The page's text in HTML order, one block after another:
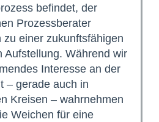
befindet, der
Prozessberater
zu einer zukunftsfähigen
Aufstellung. Während wir
Interesse an der
– gerade auch in
Kreisen – wahrnehmen
Weichen für eine